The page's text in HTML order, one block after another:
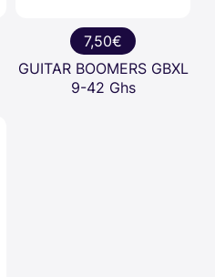
7,50€
GUITAR BOOMERS GBXL
9-42 Ghs